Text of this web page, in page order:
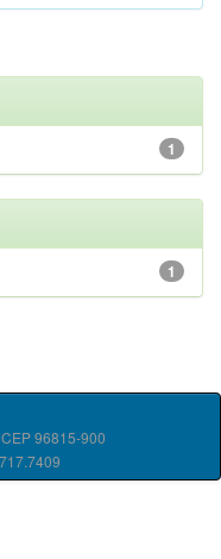
1
1
96815-900